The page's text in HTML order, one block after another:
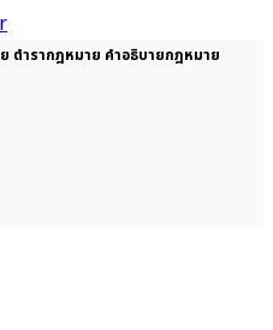
ตำรากฎหมาย คำอธิบายกฎหมาย